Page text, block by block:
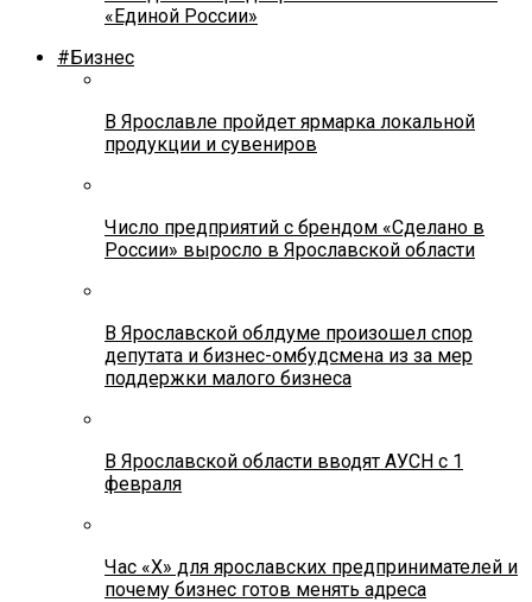
«Единой России»
#Бизнес
В Ярославле пройдет ярмарка локальной
продукции и сувениров
Число предприятий с брендом «Сделано в
России» выросло в Ярославской области
В Ярославской облдуме произошел спор
депутата и бизнес-омбудсмена из за мер
поддержки малого бизнеса
В Ярославской области вводят АУСН с 1
февраля
Час «Х» для ярославских предпринимателей и
почему бизнес готов менять адреса